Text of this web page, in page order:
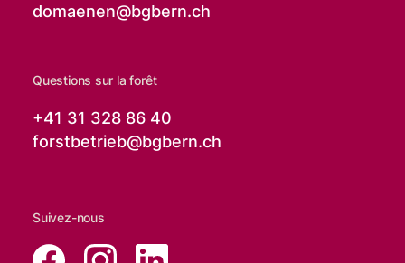
domaenen@bgbern.ch
Questions sur la forêt
+41 31 328 86 40
forstbetrieb@bgbern.ch
Suivez-nous